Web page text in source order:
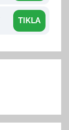
TIKLA